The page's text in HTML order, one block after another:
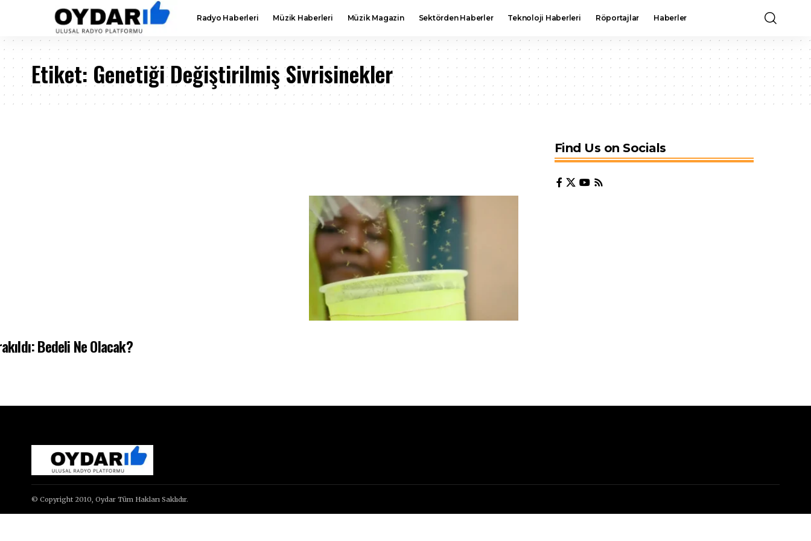
Radyo Haberleri Müzik Haberleri Müzik Magazin Sektörden Haberler Teknoloji Haberleri Röportajlar Haberler
Etiket: Genetiği Değiştirilmiş Sivrisinekler
Bedeli Ne Olacak?
Find Us on Socials
© Copyright 2010, Oydar Tüm Hakları Saklıdır.